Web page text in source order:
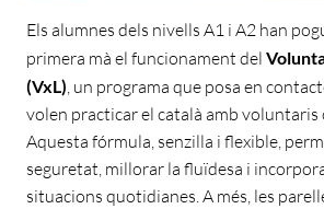
Els alumnes dels nivells A1 i A2 han
primera mà el funcionament del
(VxL), un programa que posa en
volen practicar el català amb
Aquesta fórmula, senzilla i flexible,
seguretat, millorar la fluïdesa i
situacions quotidianes. A més, les